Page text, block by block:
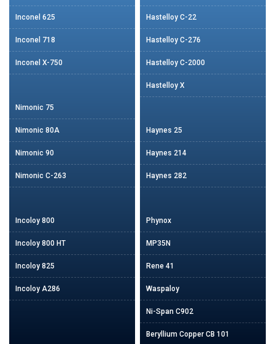
Inconel 625
Inconel 718
Inconel X-750
Nimonic 75
Nimonic 80A
Nimonic 90
Nimonic C-263
Incoloy 800
Incoloy 800 HT
Incoloy 825
Incoloy A286
Hastelloy C-22
Hastelloy C-276
Hastelloy C-2000
Hastelloy X
Haynes 25
Haynes 214
Haynes 282
Phynox
MP35N
Rene 41
Waspaloy
Ni-Span C902
Beryllium Copper CB 101